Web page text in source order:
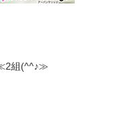
(^^♪≫